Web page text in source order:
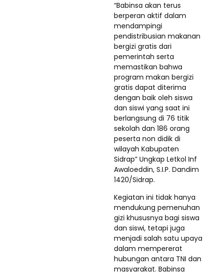
“Babinsa akan terus
berperan aktif dalam
mendampingi
pendistribusian makanan
bergizi gratis dari
pemerintah serta
memastikan bahwa
program makan bergizi
gratis dapat diterima
dengan baik oleh siswa
dan siswi yang saat ini
berlangsung di 76 titik
sekolah dan 186 orang
peserta non didik di
wilayah Kabupaten
Sidrap” Ungkap Letkol Inf
Awaloeddin, S.I.P. Dandim
1420/Sidrap.
Kegiatan ini tidak hanya
mendukung pemenuhan
gizi khususnya bagi siswa
dan siswi, tetapi juga
menjadi salah satu upaya
dalam mempererat
hubungan antara TNI dan
masyarakat. Babinsa